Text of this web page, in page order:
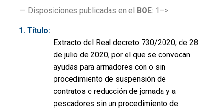
— Disposiciones publicadas en el BOE: 1–>
Título:
Extracto del Real decreto 730/2020, de 28
de julio de 2020, por el que se convocan
ayudas para armadores con o sin
procedimiento de suspensión de
contratos o reducción de jornada y a
pescadores sin un procedimiento de